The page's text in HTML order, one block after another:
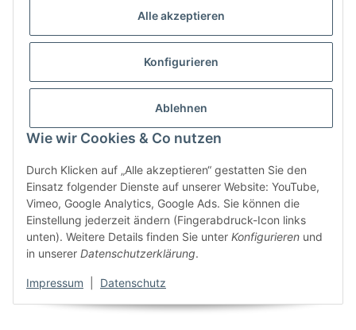
Alle akzeptieren
Konfigurieren
Ablehnen
Wie wir Cookies & Co nutzen
Durch Klicken auf „Alle akzeptieren“ gestatten Sie den
Einsatz folgender Dienste auf unserer Website: YouTube,
Vimeo, Google Analytics, Google Ads. Sie können die
Einstellung jederzeit ändern (Fingerabdruck-Icon links
unten). Weitere Details finden Sie unter Konfigurieren und
in unserer Datenschutzerklärung.
Impressum Datenschutz